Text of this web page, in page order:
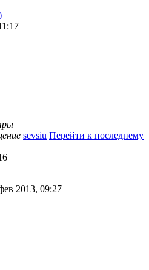
sevsiu Перейти к последнему
2013, 09:27